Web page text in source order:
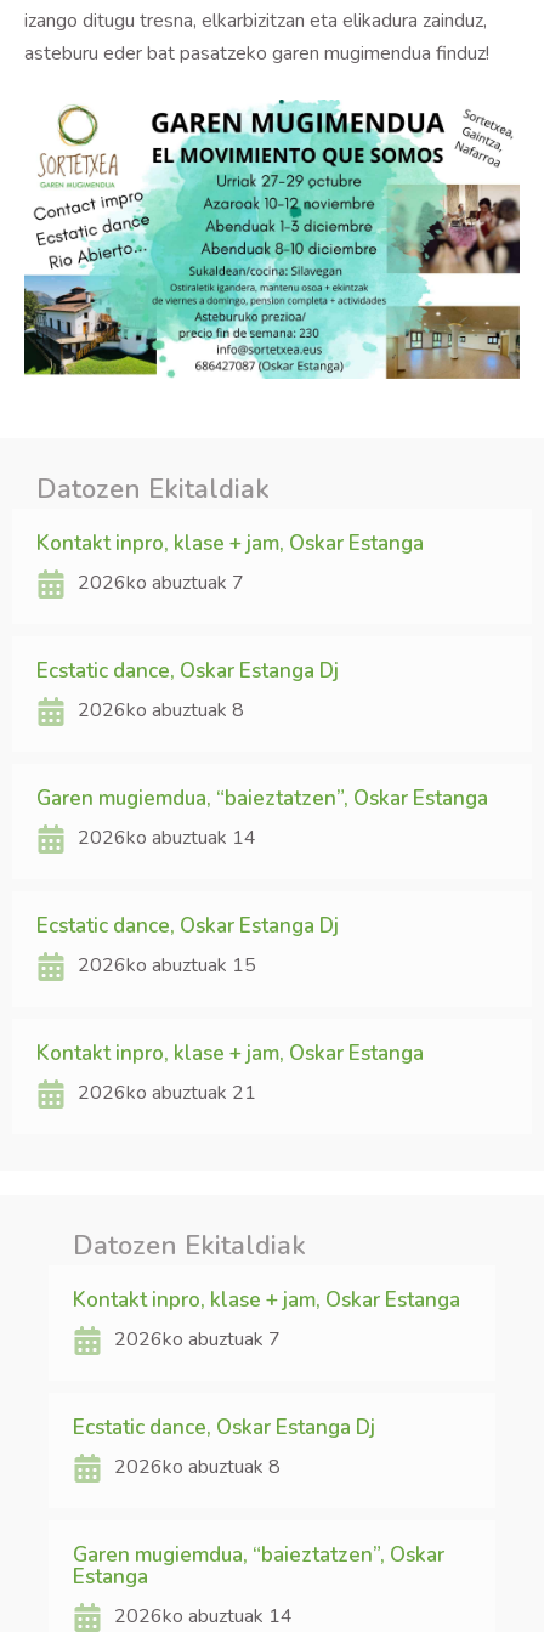
izango ditugu tresna, elkarbizitzan eta elikadura zainduz,
asteburu eder bat pasatzeko garen mugimendua finduz!
Datozen Ekitaldiak
Kontakt inpro, klase + jam, Oskar Estanga
2026ko abuztuak 7
Ecstatic dance, Oskar Estanga Dj
2026ko abuztuak 8
Garen mugiemdua, “baieztatzen”, Oskar Estanga
2026ko abuztuak 14
Ecstatic dance, Oskar Estanga Dj
2026ko abuztuak 15
Kontakt inpro, klase + jam, Oskar Estanga
2026ko abuztuak 21
Datozen Ekitaldiak
Kontakt inpro, klase + jam, Oskar Estanga
2026ko abuztuak 7
Ecstatic dance, Oskar Estanga Dj
2026ko abuztuak 8
Garen mugiemdua, “baieztatzen”, Oskar
Estanga
2026ko abuztuak 14